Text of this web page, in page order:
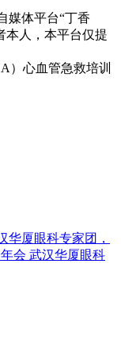
媒体平台“丁香
本人，本平台仅提
）心血管急救培训
华厦眼科专家团，
会 武汉华厦眼科